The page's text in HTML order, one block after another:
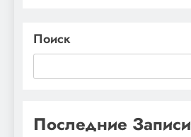
Поиск
Последние Записи